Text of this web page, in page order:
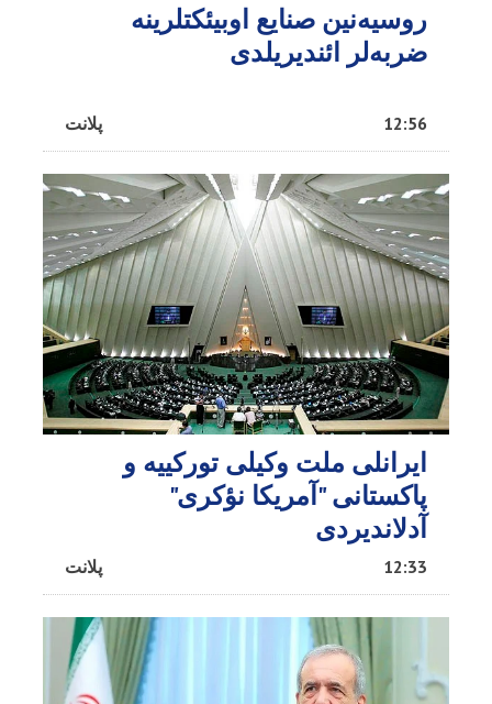
روسیه‌نین صنایع اوبیئکتلرینه
ضربه‌لر ائندیریلدی
پلانت 12:56
ایرانلی ملت وکیلی تورکییه و
پاکستانی "آمریکا نؤکری"
آدلاندیردی
پلانت 12:33